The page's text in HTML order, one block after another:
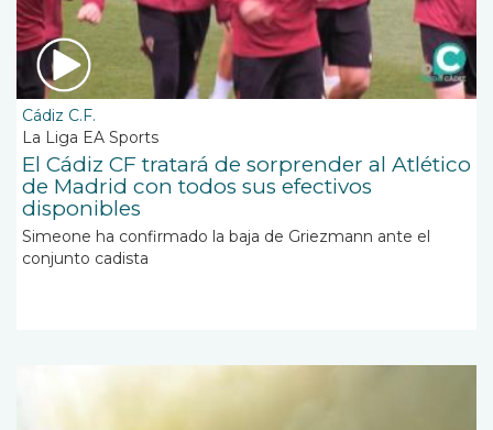
Cádiz C.F.
La Liga EA Sports
El Cádiz CF tratará de sorprender al Atlético
de Madrid con todos sus efectivos
disponibles
Simeone ha confirmado la baja de Griezmann ante el
conjunto cadista